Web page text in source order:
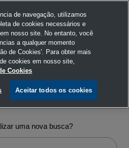
nada em
busca
uma nova busca?
de navegação, utilizamos
de cookies necessários e
nosso site. No entanto, você
a qualquer momento
de Cookies'. Para obter mais
cookies em nosso site,
Cookies
Aceitar todos os cookies